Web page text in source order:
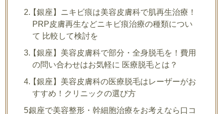
【銀座】ニキビ痕は美容皮膚科で肌再生治療！
PRP皮膚再生などニキビ痕治療の種類につい
て 比較して検討を
【銀座】美容皮膚科で部分・全身脱毛を！費用
の問い合わせはお気軽に 医療脱毛とは？
【銀座】美容皮膚科の医療脱毛はレーザーがお
すすめ！クリニックの選び方
銀座で美容整形・幹細胞治療をお考えなら口コ